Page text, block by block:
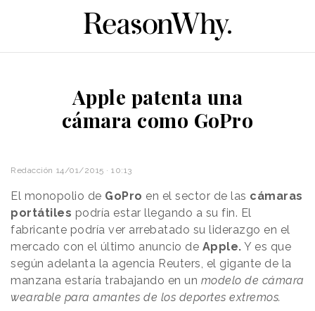
Apple patenta una
cámara como GoPro
Redacción 14/01/2015 · 10:13
El monopolio de GoPro en el sector de las cámaras
portátiles podría estar llegando a su fin. El
fabricante podría ver arrebatado su liderazgo en el
mercado con el último anuncio de Apple. Y es que
según adelanta la agencia Reuters, el gigante de la
manzana estaría trabajando en un modelo de cámara
wearable para amantes de los deportes extremos.